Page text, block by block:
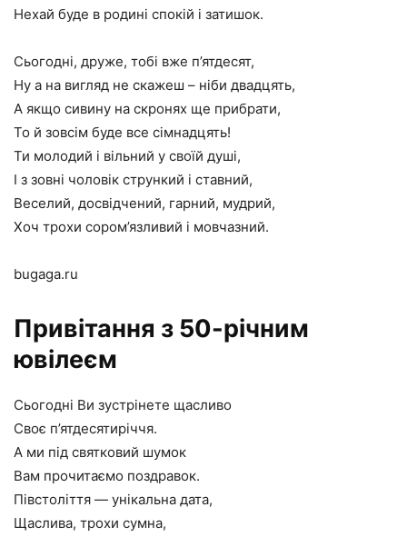
Нехай буде в родині спокій і затишок.
Сьогодні, друже, тобі вже п’ятдесят,
Ну а на вигляд не скажеш – ніби двадцять,
А якщо сивину на скронях ще прибрати,
То й зовсім буде все сімнадцять!
Ти молодий і вільний у своїй душі,
І з зовні чоловік стрункий і ставний,
Веселий, досвідчений, гарний, мудрий,
Хоч трохи сором’язливий і мовчазний.
bugaga.ru
Привітання з 50-річним
ювілеєм
Сьогодні Ви зустрінете щасливо
Своє п’ятдесятиріччя.
А ми під святковий шумок
Вам прочитаємо поздравок.
Півстоліття — унікальна дата,
Щаслива, трохи сумна,